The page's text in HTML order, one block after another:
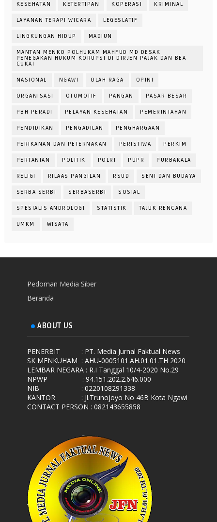
KESEHATAN KETERTIPAN KOPERASI KRIMINAL
LAYANAN TERAPI WICARA LEGESLATIF
LINGKUNGAN HIDUP MADIUN
MANTAN MENKO POLHUKAM MAHFUD MD DESAK
PENEGAKAN HUKUM KORUPSI DI DIRJEN PAJAK DAN BEA
CUKAI
NASIONAL NGAWI OLAH RAGA OPINI
ORGANISASI OTOMOTIF PANGAN PASAR BESAR
PBH PERADI PELAYAN KESEHATAN PEMERINTAHAN
PENDIDIKAN PENGADILAN PENGHARGAAN
PERIKANAN DAN PETERNAKAN PERISTIWA PERKIM
PERTANIAN POLITIK POLRI PUPR PURBAKALA
RELIGI RILAAS PANGILAN RSUD SENI DAN BUDAYA
SERBA SERBI SERBASERBI SOSIAL
SPESIALIS ANDROLOGI STATISTIK TAJUK RENCANA
UMKM WISATA
Pedoman Media Siber
Beranda
ABOUT US
PENERBIT
: PT. Media Jurnal Faktual News
SK MENKUHAM : AHU-0005101.AH.01.01.TH 2020
LEMBAR NEGARA : R.I Tanggal 10/4-2020 No.29
NPWP
: 94.151.202.2.646.000
NIB
: 0220108291338
KANTOR
: Jl.Trunojoyo No 46B Kota Ngawi
CONTACT PERSON : 082143655858